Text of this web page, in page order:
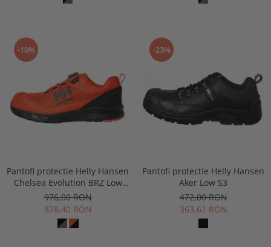
-10%
Pantofi protectie Helly Hansen
Chelsea Evolution BRZ Low
BOA S1P
976,00 RON
878,40 RON
-23%
Pantofi protectie Helly Hansen
Aker Low S3
472,00 RON
363,61 RON